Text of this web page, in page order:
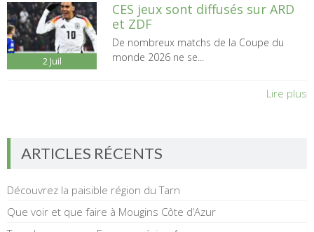
2 Juil
CES jeux sont diffusés sur ARD
et ZDF
De nombreux matchs de la Coupe du
monde 2026 ne se...
Lire plus
ARTICLES RÉCENTS
Découvrez la paisible région du Tarn
Que voir et que faire à Mougins Côte d’Azur